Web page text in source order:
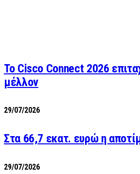
Το Cisco Connect 2026
μέλλον
29/07/2026
Στα 66,7 εκατ. ευρώ η
29/07/2026